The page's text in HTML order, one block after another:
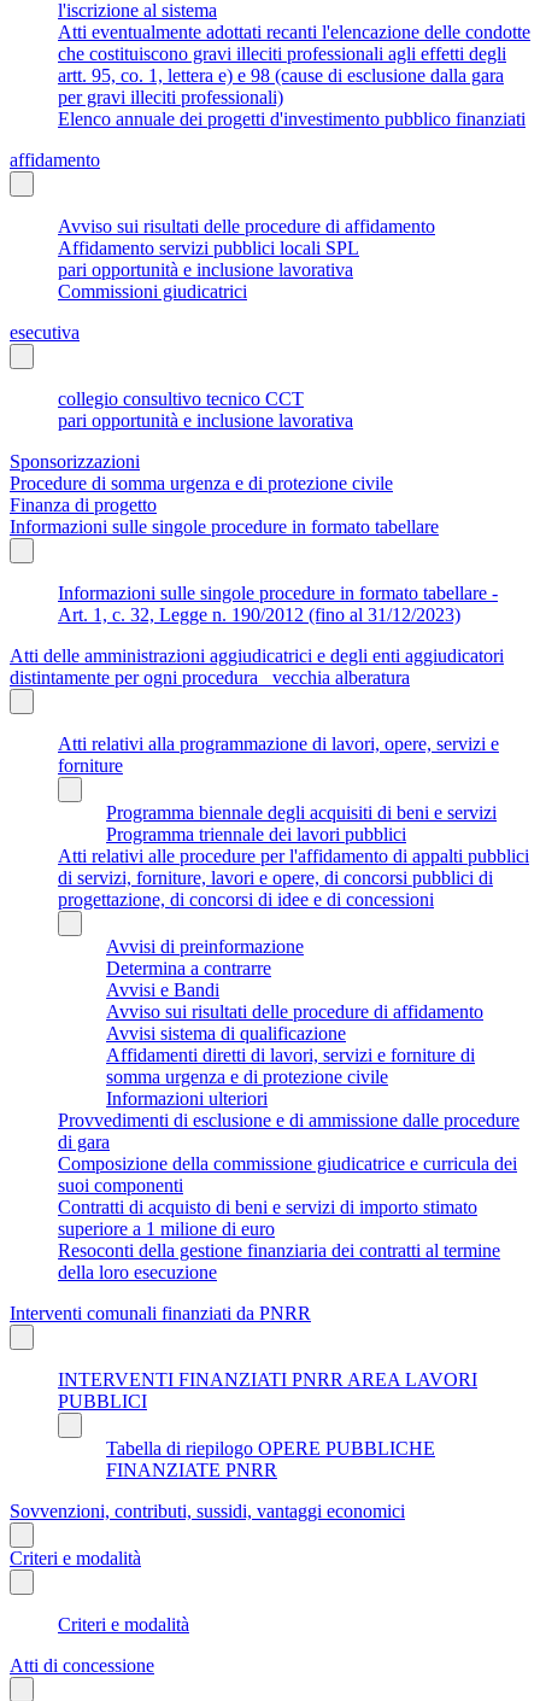
l'iscrizione al sistema
Atti eventualmente adottati recanti l'elencazione delle condotte
che costituiscono gravi illeciti professionali agli effetti degli
artt. 95, co. 1, lettera e) e 98 (cause di esclusione dalla gara
per gravi illeciti professionali)
Elenco annuale dei progetti d'investimento pubblico finanziati
affidamento
Avviso sui risultati delle procedure di affidamento
Affidamento servizi pubblici locali SPL
pari opportunità e inclusione lavorativa
Commissioni giudicatrici
esecutiva
collegio consultivo tecnico CCT
pari opportunità e inclusione lavorativa
Sponsorizzazioni
Procedure di somma urgenza e di protezione civile
Finanza di progetto
Informazioni sulle singole procedure in formato tabellare
Informazioni sulle singole procedure in formato tabellare -
Art. 1, c. 32, Legge n. 190/2012 (fino al 31/12/2023)
Atti delle amministrazioni aggiudicatrici e degli enti aggiudicatori
distintamente per ogni procedura_ vecchia alberatura
Atti relativi alla programmazione di lavori, opere, servizi e
forniture
Programma biennale degli acquisiti di beni e servizi
Programma triennale dei lavori pubblici
Atti relativi alle procedure per l'affidamento di appalti pubblici
di servizi, forniture, lavori e opere, di concorsi pubblici di
progettazione, di concorsi di idee e di concessioni
Avvisi di preinformazione
Determina a contrarre
Avvisi e Bandi
Avviso sui risultati delle procedure di affidamento
Avvisi sistema di qualificazione
Affidamenti diretti di lavori, servizi e forniture di
somma urgenza e di protezione civile
Informazioni ulteriori
Provvedimenti di esclusione e di ammissione dalle procedure
di gara
Composizione della commissione giudicatrice e curricula dei
suoi componenti
Contratti di acquisto di beni e servizi di importo stimato
superiore a 1 milione di euro
Resoconti della gestione finanziaria dei contratti al termine
della loro esecuzione
Interventi comunali finanziati da PNRR
INTERVENTI FINANZIATI PNRR AREA LAVORI
PUBBLICI
Tabella di riepilogo OPERE PUBBLICHE
FINANZIATE PNRR
Sovvenzioni, contributi, sussidi, vantaggi economici
Criteri e modalità
Criteri e modalità
Atti di concessione